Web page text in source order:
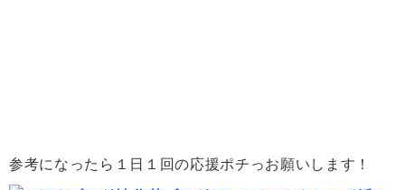
参考になったら１日１回の応援ポチっお願いします！